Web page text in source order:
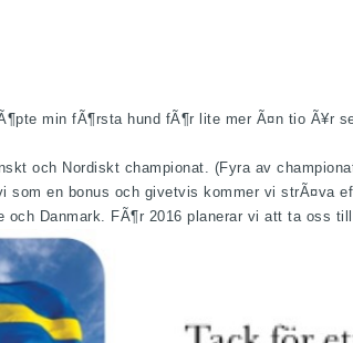
min fÃ¶rsta hund fÃ¶r lite mer Ã¤n tio Ã¥r
och Nordiskt championat. (Fyra av
som en bonus och givetvis kommer vi strÃ¤va
Danmark. FÃ¶r 2016 planerar vi att ta oss